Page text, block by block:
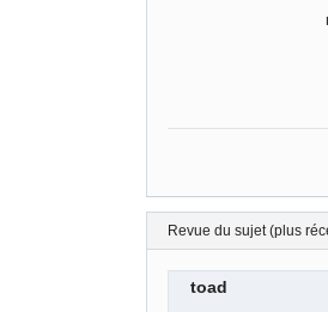
Revue du sujet (plus
toad